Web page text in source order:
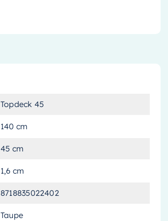
Topdeck 45
140 cm
45 cm
1,6 cm
8718835022402
Taupe